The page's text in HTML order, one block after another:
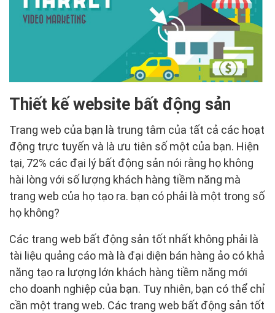
Thiết kế website bất động sản
Trang web của bạn là trung tâm của tất cả các hoạt
động trực tuyến và là ưu tiên số một của bạn. Hiện
tại, 72% các đại lý bất động sản nói rằng họ không
hài lòng với số lượng khách hàng tiềm năng mà
trang web của họ tạo ra. bạn có phải là một trong số
họ không?
Các trang web bất động sản tốt nhất không phải là
tài liệu quảng cáo mà là đại diện bán hàng ảo có khả
năng tạo ra lượng lớn khách hàng tiềm năng mới
cho doanh nghiệp của bạn. Tuy nhiên, bạn có thể chỉ
cần một trang web. Các trang web bất động sản tốt